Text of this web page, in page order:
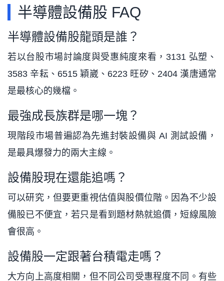
半導體設備股 FAQ
半導體設備股龍頭是誰？
若以台股市場討論度與受惠純度來看，3131 弘塑、
3583 辛耘、6515 穎崴、6223 旺矽、2404 漢唐通常
是最核心的幾檔。
最強成長族群是哪一塊？
現階段市場普遍認為先進封裝設備與 AI 測試設備，
是最具爆發力的兩大主線。
設備股現在還能追嗎？
可以研究，但要更重視估值與股價位階。因為不少設
備股已不便宜，若只是看到題材熱就追價，短線風險
會很高。
設備股一定跟著台積電走嗎？
大方向上高度相關，但不同公司受惠程度不同。有些